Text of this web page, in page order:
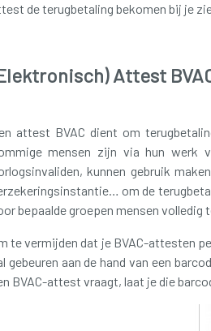
de terugbetaling bekomen bij je
Attest
attest BVAC dient om
mensen zijn via hun werk
kunnen gebruik
om de
bepaalde groepen mensen
te vermijden dat je BVAC-attesten
gebeuren aan de hand van een
BVAC-attest vraagt, laat je die